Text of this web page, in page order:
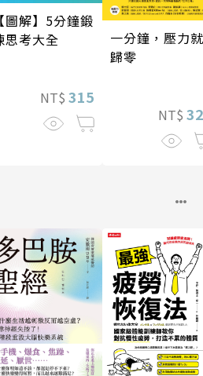
【圖解】5分鐘鍛
思考大全
NT$ 315
一分鐘，壓力就
歸零
NT$